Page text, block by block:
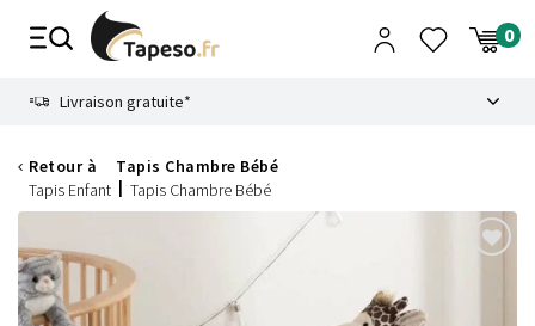
Livraison gratuite*
Retour à
Tapis Chambre Bébé
Tapis Enfant
Tapis Chambre Bébé